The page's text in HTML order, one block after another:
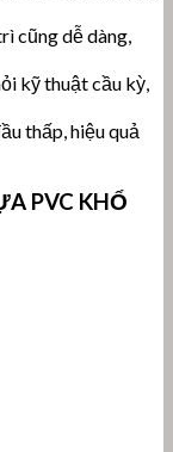
cũng dễ dàng,
kỹ thuật cầu kỳ,
thấp, hiệu quả
PVC KHỔ